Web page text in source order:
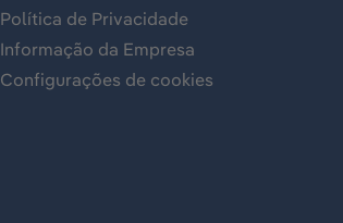
Política de Privacidade
Informação da Empresa
Configurações de cookies